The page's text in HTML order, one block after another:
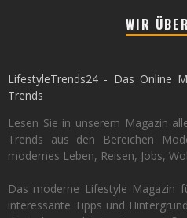
WIR
LifestyleTrends24 - Das Online
Trends
Lesen Sie in unserem Magazin
Trends aus den Bereichen
modernes Leben, Reisen, Jobs,
Das moderne Lifestyle Magazin
interessante Tipps und